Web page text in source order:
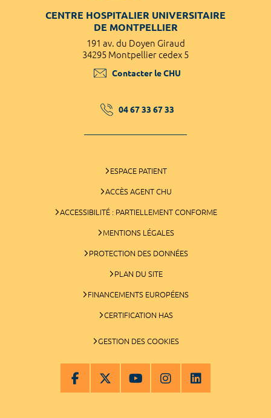
CENTRE HOSPITALIER UNIVERSITAIRE
DE MONTPELLIER
191 av. du Doyen Giraud
34295 Montpellier cedex 5
Contacter le CHU
04 67 33 67 33
ESPACE PATIENT
ACCÈS AGENT CHU
ACCESSIBILITÉ : PARTIELLEMENT CONFORME
MENTIONS LÉGALES
PROTECTION DES DONNÉES
PLAN DU SITE
FINANCEMENTS EUROPÉENS
CERTIFICATION HAS
GESTION DES COOKIES